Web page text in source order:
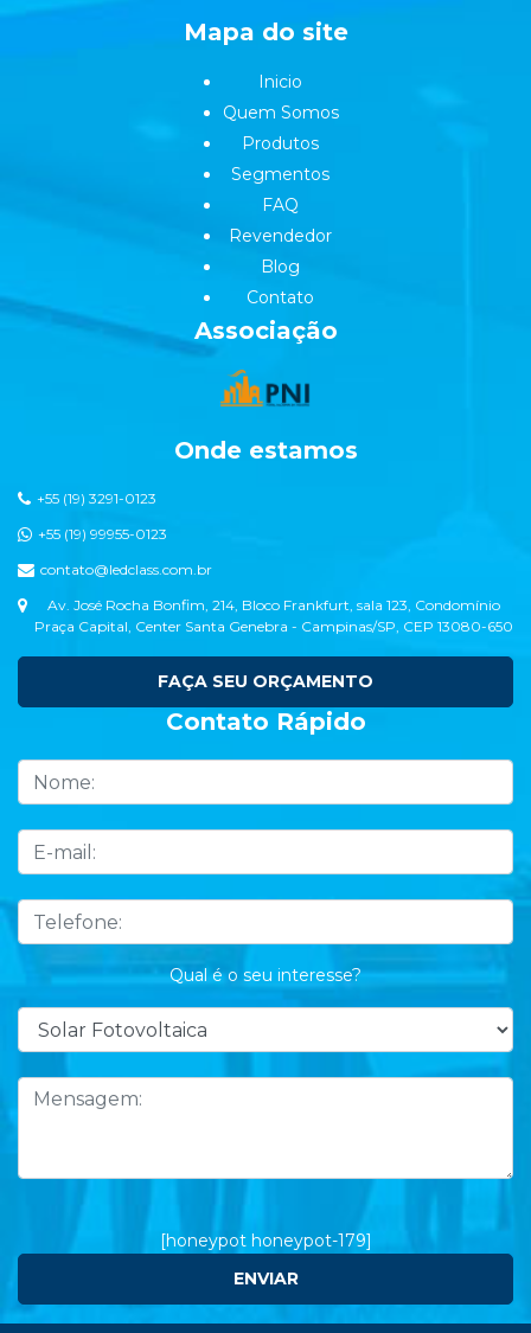
Mapa do site
Inicio
Quem Somos
Produtos
Segmentos
FAQ
Revendedor
Blog
Contato
Associação
Onde estamos
+55 (19) 3291-0123
+55 (19) 99955-0123
contato@ledclass.com.br
Av. José Rocha Bonfim, 214, Bloco Frankfurt, sala 123, Condomínio
Praça Capital, Center Santa Genebra - Campinas/SP, CEP 13080-650
FAÇA SEU ORÇAMENTO
Contato Rápido
Qual é o seu interesse?
[honeypot honeypot-179]